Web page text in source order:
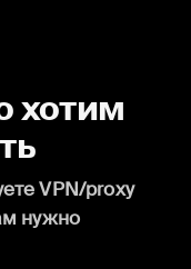
хотим
VPN/proxy
нужно